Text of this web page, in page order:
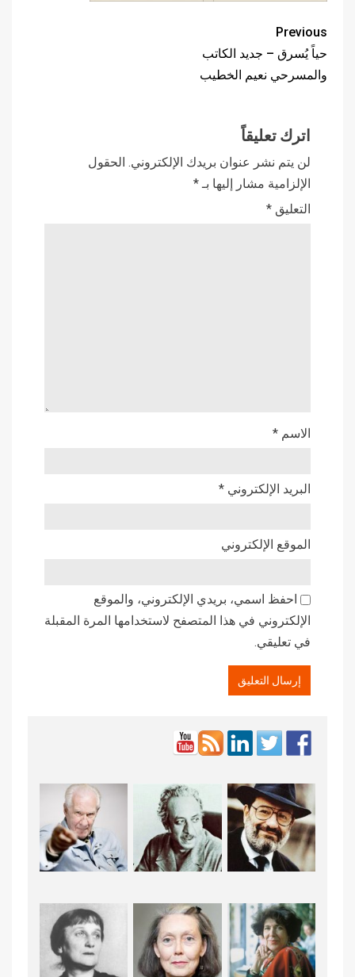
Previous
حياً يُسرق – جديد الكاتب
والمسرحي نعيم الخطيب
اترك تعليقاً
لن يتم نشر عنوان بريدك الإلكتروني. الحقول
الإلزامية مشار إليها بـ*
التعليق *
الاسم *
البريد الإلكتروني *
الموقع الإلكتروني
احفظ اسمي، بريدي الإلكتروني، والموقع
الإلكتروني في هذا المتصفح لاستخدامها المرة المقبلة
في تعليقي.